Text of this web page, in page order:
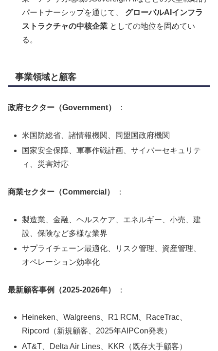
パートナーシップを通じて、 グローバルAIインフラ
ストラクチャの中核企業 としての地位を固めてい
る。
事業領域と顧客
政府セクター（Government） ：
米国防総省、諸情報機関、同盟国政府機関
国家安全保障、軍事作戦計画、サイバーセキュリテ
ィ、災害対応
商業セクター（Commercial） ：
製造業、金融、ヘルスケア、エネルギー、小売、建
設、保険など多様な業界
サプライチェーン最適化、リスク管理、資産管理、
オペレーション効率化
最新顧客事例（2025-2026年） ：
Heineken、Walgreens、R1 RCM、RaceTrac、
Ripcord（新規顧客、2025年AIPCon発表）
AT&T、Delta Air Lines、KKR（既存大手顧客）